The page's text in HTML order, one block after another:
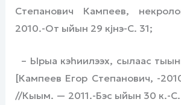
Степанович Кампеев,
2010.-От ыйын 29 кјнэ-С. 31;
– Ырыа кэһиилээх, сылаас
[Кампеев Егор Степанович, -
//Кыым. — 2011.-Бэс ыйын 30 к.-